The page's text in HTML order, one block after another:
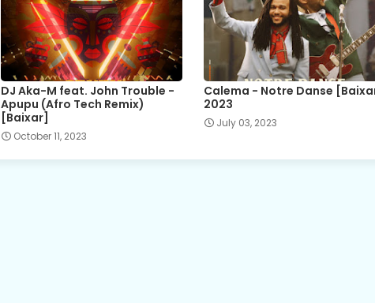
DJ Aka-M feat. John Trouble -
Apupu (Afro Tech Remix)
[Baixar]
October 11, 2023
Calema - Notre Danse
2023
July 03, 2023